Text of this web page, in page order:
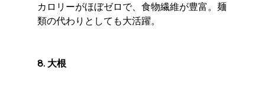
カロリーがほぼゼロで、食物繊維が豊富。麺
類の代わりとしても大活躍。
8. 大根